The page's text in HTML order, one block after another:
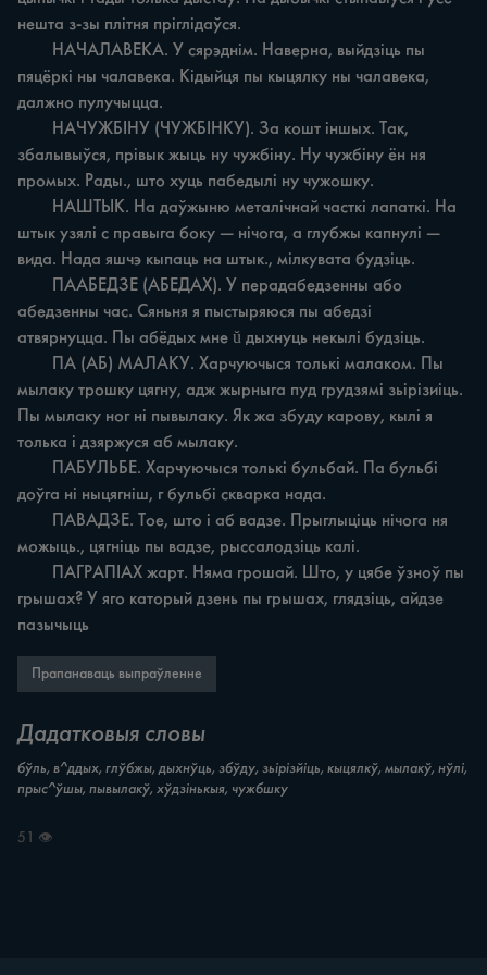
нешта з-зы плітня пріглідаўся.
пяцёркі ны чалавека. Кідыйця пы кыцялку ны чалавека,
далжно пулучыцца.
збалывыўся, прівык жыць ну чужбіну. Hy чужбіну ён ня
промых. Рады., што хуць пабедылі ну чужошку.
штык узялі с правыга боку — нічога, a глубжы капнулі —
вида. Нада яшчэ кыпаць на штык., мілкувата будзіць.
абедзенны час. Сяньня я пыстыряюся пы абедзі
атвярнуцца. Пы абёдых мне ŭ дыхнуць некылі будзіць.
мылаку трошку цягну, адж жырныга пуд грудзямі зьірізиіць.
Пы мылаку ног ні пывылаку. Як жа збуду карову, кылі я
толька i дзяржуся аб мылаку.
доўга ні ныцягніш, г бульбі скварка нада.
можыць., цягніць пы вадзе, рыссалодзіць калі.
грышах? У яго каторый дзень пы грышах, глядзіць, айдзе
пазычыць
Прапанаваць выпраўленне
Дадатковыя словы
бўль, в^ддых, глўбжы, дыхнўць, збўду, зьірізйіць, кыцялкў, мылакў, нўлі,
прыс^ўшы, пывылакў, хўдзінькыя, чужбшку
51 👁